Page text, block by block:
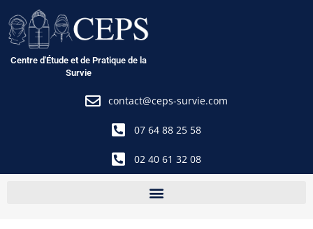
au
contenu
Centre d'Étude et de Pratique de la
Survie
contact@ceps-survie.com
07 64 88 25 58
02 40 61 32 08